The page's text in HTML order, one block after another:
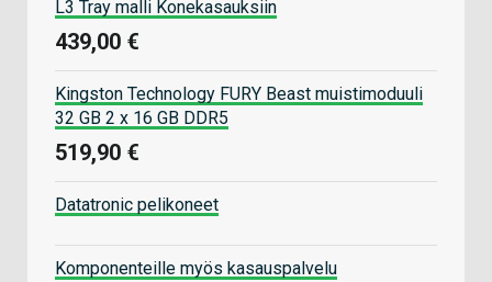
L3 Tray malli Konekasauksiin
439,00 €
Kingston Technology FURY Beast muistimoduuli
32 GB 2 x 16 GB DDR5
519,90 €
Datatronic pelikoneet
Komponenteille myös kasauspalvelu